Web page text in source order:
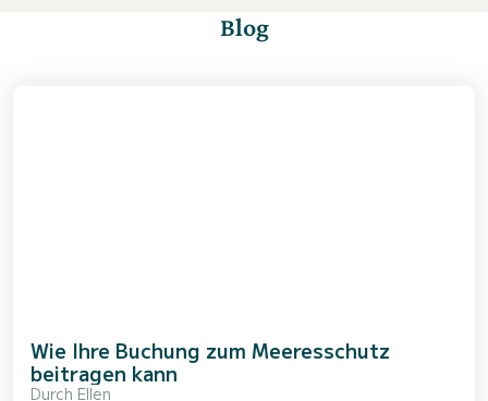
Blog
Wie Ihre Buchung zum Meeresschutz
beitragen kann
Durch Ellen